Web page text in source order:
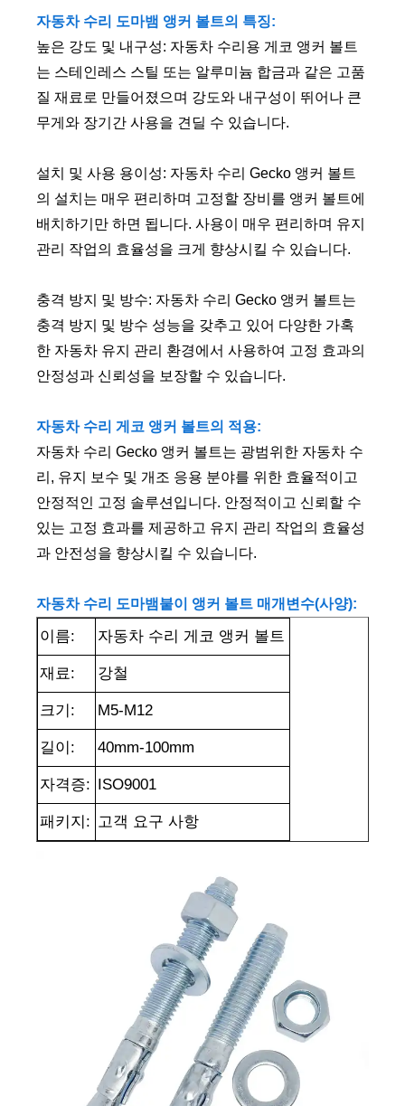
자동차 수리 도마뱀 앵커 볼트의 특징:
높은 강도 및 내구성: 자동차 수리용 게코 앵커 볼트
는 스테인레스 스틸 또는 알루미늄 합금과 같은 고품
질 재료로 만들어졌으며 강도와 내구성이 뛰어나 큰
무게와 장기간 사용을 견딜 수 있습니다.
설치 및 사용 용이성: 자동차 수리 Gecko 앵커 볼트
의 설치는 매우 편리하며 고정할 장비를 앵커 볼트에
배치하기만 하면 됩니다. 사용이 매우 편리하며 유지
관리 작업의 효율성을 크게 향상시킬 수 있습니다.
충격 방지 및 방수: 자동차 수리 Gecko 앵커 볼트는
충격 방지 및 방수 성능을 갖추고 있어 다양한 가혹
한 자동차 유지 관리 환경에서 사용하여 고정 효과의
안정성과 신뢰성을 보장할 수 있습니다.
자동차 수리 게코 앵커 볼트의 적용:
자동차 수리 Gecko 앵커 볼트는 광범위한 자동차 수
리, 유지 보수 및 개조 응용 분야를 위한 효율적이고
안정적인 고정 솔루션입니다. 안정적이고 신뢰할 수
있는 고정 효과를 제공하고 유지 관리 작업의 효율성
과 안전성을 향상시킬 수 있습니다.
자동차 수리 도마뱀붙이 앵커 볼트 매개변수(사양):
이름: 자동차 수리 게코 앵커 볼트
재료: 강철
크기: M5-M12
길이: 40mm-100mm
자격증: ISO9001
패키지: 고객 요구 사항